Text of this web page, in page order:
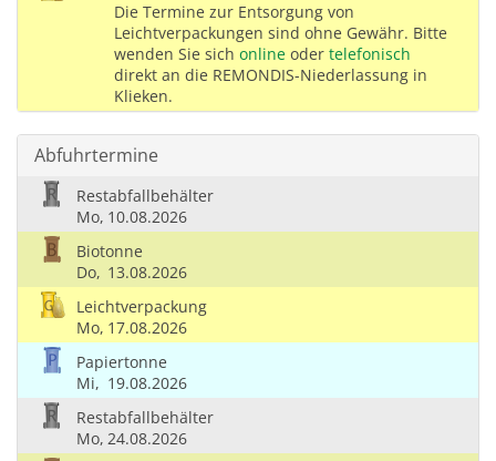
Die Termine zur Entsorgung von
Leichtverpackungen sind ohne Gewähr. Bitte
wenden Sie sich online oder telefonisch
direkt an die REMONDIS-Niederlassung in
Klieken.
Abfuhrtermine
Restabfallbehälter
Mo, 10.08.2026
Biotonne
Do, 13.08.2026
Leichtverpackung
Mo, 17.08.2026
Papiertonne
Mi, 19.08.2026
Restabfallbehälter
Mo, 24.08.2026